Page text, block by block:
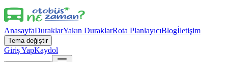
AnasayfaDuraklarYakın DuraklarRota PlanlayıcıBlogİletişim
Tema değiştir
Giriş YapKaydol